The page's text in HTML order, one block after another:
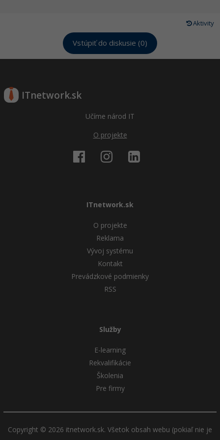
Aktivity
Vstúpiť do diskusie (0)
ITnetwork.sk
Učíme národ IT
O projekte
ITnetwork.sk
O projekte
Reklama
Vývoj systému
Kontakt
Prevádzkové podmienky
RSS
Služby
E-learning
Rekvalifikácie
Školenia
Pre firmy
Copyright © 2026 itnetwork.sk. Všetok obsah webu (pokiaľ nie je